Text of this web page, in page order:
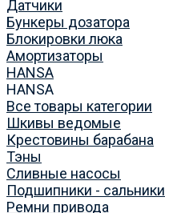
Датчики
Бункеры дозатора
Блокировки люка
Амортизаторы
HANSA
HANSA
Все товары категории
Шкивы ведомые
Крестовины барабана
Тэны
Сливные насосы
Подшипники - сальники
Ремни привода